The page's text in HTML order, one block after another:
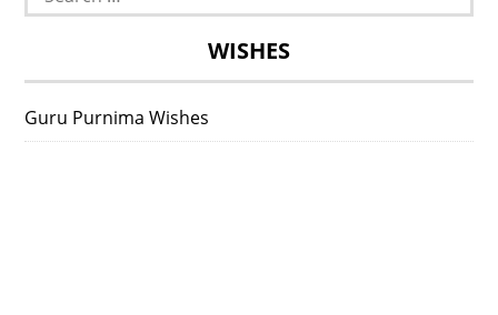
for:
WISHES
Guru Purnima Wishes